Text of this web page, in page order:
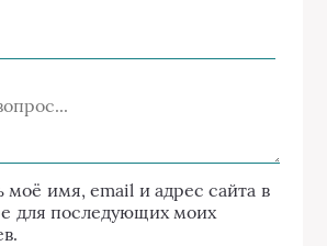
моё имя, email и адрес сайта в
для последующих моих